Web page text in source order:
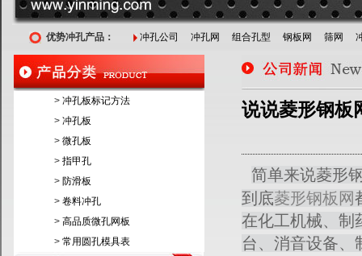
优势冲孔产品： 冲孔公司 冲孔网 组合孔型 钢板网 筛网
> 冲孔板标记方法
> 冲孔板
> 微孔板
> 指甲孔
> 防滑板
> 卷料冲孔
> 高品质微孔网板
> 常用圆孔模具表
说说菱形钢板
简单来说菱形
到底菱形钢板网
在化工机械、制
台、消音设备、